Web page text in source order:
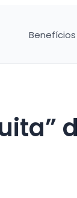
Benefícios